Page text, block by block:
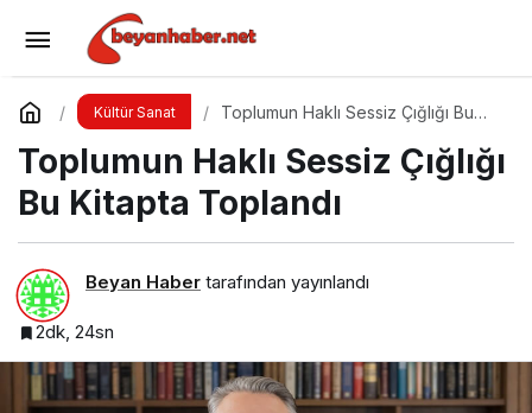
Kültür Sanat
Toplumun Haklı Sessiz Çığlığı Bu
Toplumun Haklı Sessiz Çığlığı
Bu Kitapta Toplandı
Beyan Haber tarafından yayınlandı
2dk, 24sn
Tarihi Hıdırlık Kulesi’nde Modanın Büyülü
Gecesi: Cihan Nacar Defilesi
Yorum Yap